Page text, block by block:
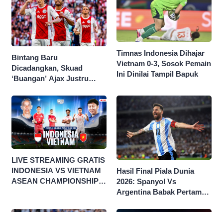
Bintang Baru
Dicadangkan, Skuad
‘Buangan’ Ajax Justru
Timnas Indonesia Dihajar
Vietnam 0-3, Sosok Pemain
Ini Dinilai Tampil Bapuk
LIVE STREAMING GRATIS
INDONESIA VS VIETNAM
ASEAN CHAMPIONSHIP
Hasil Final Piala Dunia
2026: Spanyol Vs
Argentina Babak Pertama